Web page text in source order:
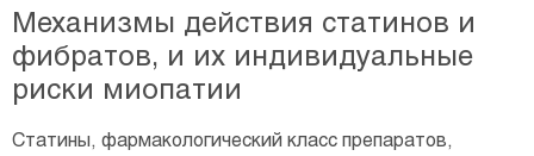
Механизмы действия статинов и
фибратов, и их индивидуальные
риски миопатии
Статины, фармакологический класс препаратов,